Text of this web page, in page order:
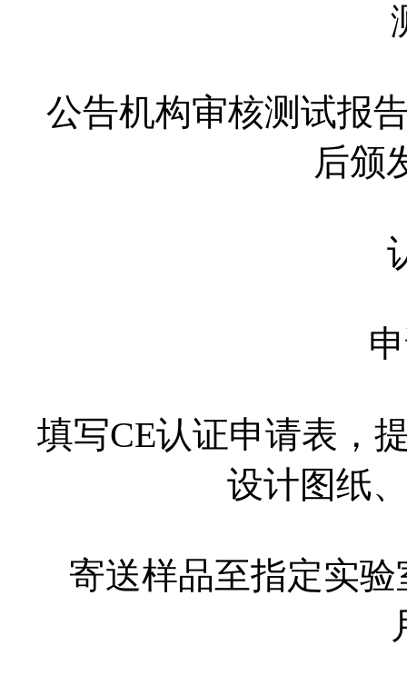
公告机构审核测试报
后颁
填写CE认证申请表，
设计图纸
寄送样品至指定实